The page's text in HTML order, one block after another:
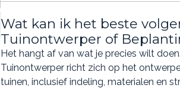
Wat kan ik het beste
Tuinontwerper of
Het hangt af van wat je precies wilt
Tuinontwerper richt zich op het
tuinen, inclusief indeling, materialen en